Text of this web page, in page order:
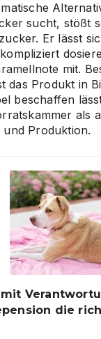
sucht, stößt
Er lässt
mit.
das Produkt in
beschaffen
als
und Produktion.
die